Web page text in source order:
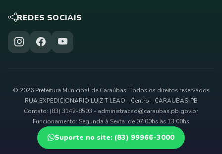
REDES SOCIAIS
© 2026 Prefeitura Municipal de Caraúbas. Todos os direitos reservados
RUA EXPEDICIONARIO LUIZ T LEAO - Centro - CARAUBAS-PB
Contato: (83) 3142-8503 - administracao@caraubas.pb.gov.br
Funcionamento: Segunda à Sexta: de 07:00hs às 13:00hs
Suporte no site: (83) 99966-3000